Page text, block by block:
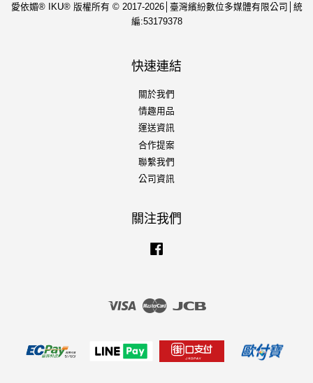
愛依媚® IKU® 版權所有 © 2017-2026│臺灣繽紛數位多媒體有限公司│統
編:53179378
快速連結
關於我們
情趣用品
運送資訊
合作提案
聯繫我們
公司資訊
關注我們
Visa Master